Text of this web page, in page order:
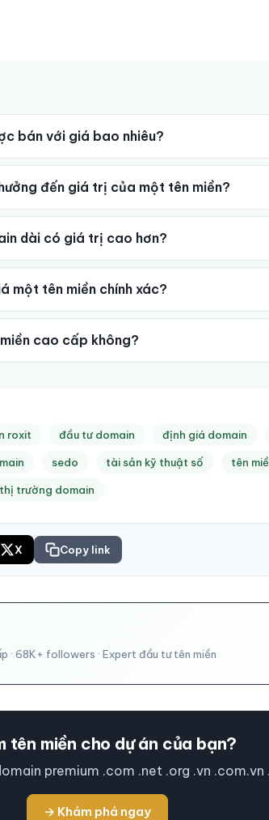
bán với giá bao nhiêu?
đến giá trị của một tên miền?
dài có giá trị cao hơn?
một tên miền chính xác?
cao cấp không?
roxit đầu tư domain định giá domain
sedo tài sản kỹ thuật số tên
thị trường domain
X Copy link
· 68K+ followers · Expert đầu tư tên miền
tên miền cho dự án của bạn?
premium .com .net .org .vn .com.vn
→ Khám phá ngay